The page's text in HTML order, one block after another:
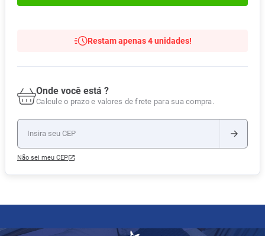
Restam apenas 4 unidades!
Onde você está ?
Calcule o prazo e valores de frete para sua compra.
Não sei meu CEP